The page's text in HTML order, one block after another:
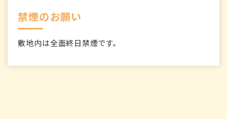
禁煙のお願い
敷地内は全面終日禁煙です。